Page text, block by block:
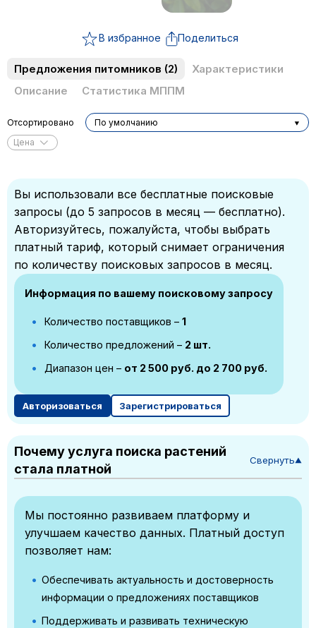
В избранное Поделиться
Предложения питомников (2)
Характеристики
Описание
Статистика МППМ
Цена
Отсортировано По умолчанию
Вы использовали все бесплатные поисковые
запросы (до 5 запросов в месяц — бесплатно).
Авторизуйтесь, пожалуйста, чтобы выбрать
платный тариф, который снимает ограничения
по количеству поисковых запросов в месяц.
Информация по вашему поисковому запросу
Количество поставщиков – 1
Количество предложений – 2 шт.
Диапазон цен – от 2 500 руб. до 2 700 руб.
Авторизоваться Зарегистрироваться
Почему услуга поиска растений
стала платной
Свернуть▼
Мы постоянно развиваем платформу и
улучшаем качество данных. Платный доступ
позволяет нам:
Обеспечивать актуальность и достоверность
информации о предложениях поставщиков
Поддерживать и развивать техническую